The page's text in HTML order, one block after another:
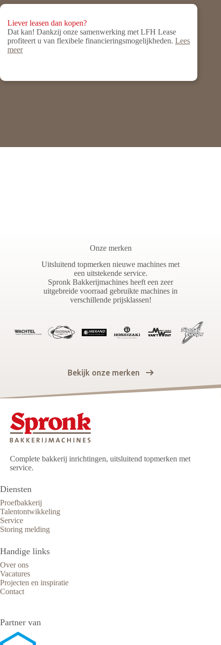
Liever leasen dan kopen?
Dat kan! Dankzij onze samenwerking met LFH Lease
profiteert u van flexibele financieringsmogelijkheden. Lees
meer
Onze merken
Uitsluitend topmerken nieuwe machines met
een uitstekende service.
Spronk Bakkerijmachines heeft een zeer
uitgebreide voorraad gebruikte machines in
verschillende prijsklassen!
Bekijk onze merken
Complete bakkerij inrichtingen, uitsluitend topmerken met
service.
Diensten
Proefbakkerij
Talentontwikkeling
Service
Storing melding
Handige links
Over ons
Vacatures
Projecten en inspiratie
Contact
Partner van